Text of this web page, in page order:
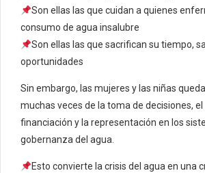
Son ellas las que cuidan a quienes
consumo de agua insalubre
Son ellas las que sacrifican su tiempo,
oportunidades
Sin embargo, las mujeres y las niñas
muchas veces de la toma de decisiones,
financiación y la representación en los
gobernanza del agua.
Esto convierte la crisis del agua en una